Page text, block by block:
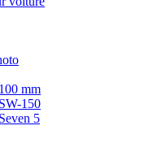
mm
150
5